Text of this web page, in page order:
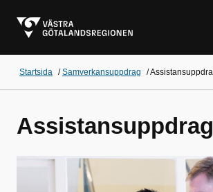
Startsida /Samverkansuppdrag /
Assistansuppdrag